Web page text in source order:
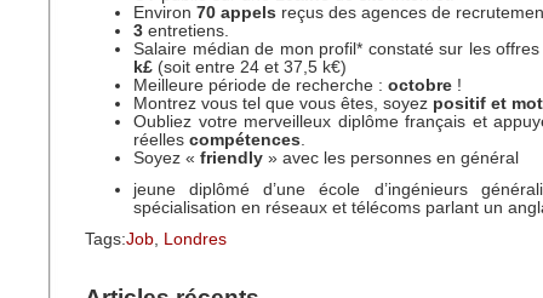
Environ 70 appels reçus des agences de
3 entretiens.
Salaire médian de mon profil* constaté sur les
k£ (soit entre 24 et 37,5 k€)
Meilleure période de recherche : octobre !
Montrez vous tel que vous êtes, soyez positif et
Oubliez votre merveilleux diplôme français et
réelles compétences.
Soyez « friendly » avec les personnes en général
jeune diplômé d’une école d’ingénieurs
spécialisation en réseaux et télécoms parlant un
Tags:Job, Londres